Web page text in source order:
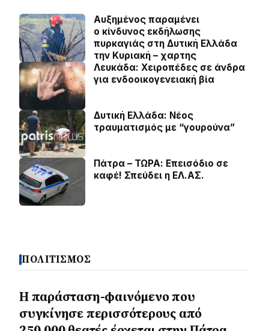
Αυξημένος παραμένει
ο κίνδυνος εκδήλωσης
πυρκαγιάς στη Δυτική Ελλάδα
την Κυριακή – χαρτης
Λευκάδα: Χειροπέδες σε άνδρα
για ενδοοικογενειακή βία
Δυτική Ελλάδα: Νέος
τραυματισμός με “γουρούνα”
Πάτρα – ΤΩΡΑ: Επεισόδιο σε
καφέ! Σπεύδει η ΕΛ.ΑΣ.
ΠΟΛΙΤΙΣΜΟΣ
Η παράσταση-φαινόμενο που
συγκίνησε περισσότερους από